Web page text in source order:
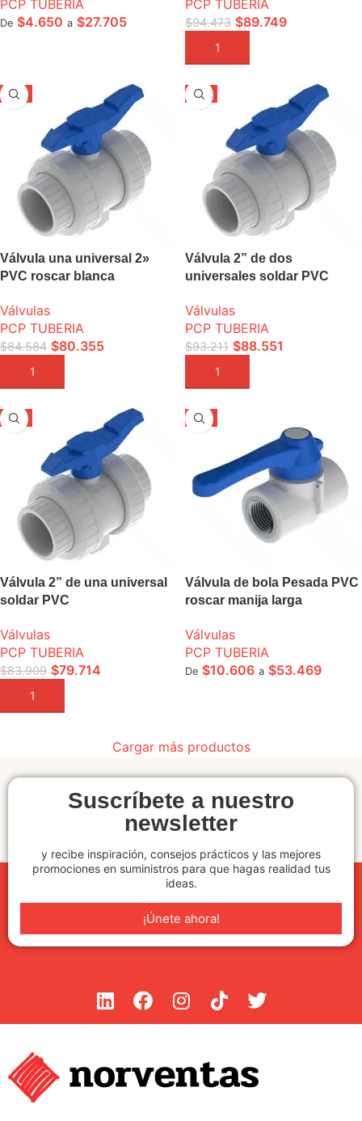
PCP TUBERIA
De $4.650 a $27.705
PCP TUBERIA
$94.473 $89.749
AÑADIR A LA CESTA
-5%
Válvula una universal 2»
PVC roscar blanca
Válvulas
PCP TUBERIA
$84.584 $80.355
AÑADIR A LA CESTA
-5%
Válvula 2” de dos
universales soldar PVC
Válvulas
PCP TUBERIA
$93.211 $88.551
AÑADIR A LA CESTA
-5%
Válvula 2” de una universal
soldar PVC
Válvulas
PCP TUBERIA
$83.909 $79.714
AÑADIR A LA CESTA
-5%
Válvula de bola Pesada PVC
roscar manija larga
Válvulas
PCP TUBERIA
De $10.606 a $53.469
Cargar más productos
Suscríbete a nuestro
newsletter
y recibe inspiración, consejos prácticos y las mejores
promociones en suministros para que hagas realidad tus
ideas.
¡Únete ahora!